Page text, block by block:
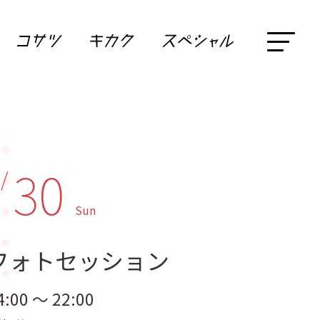
30 Sun
ォトセッション
～ 22:00